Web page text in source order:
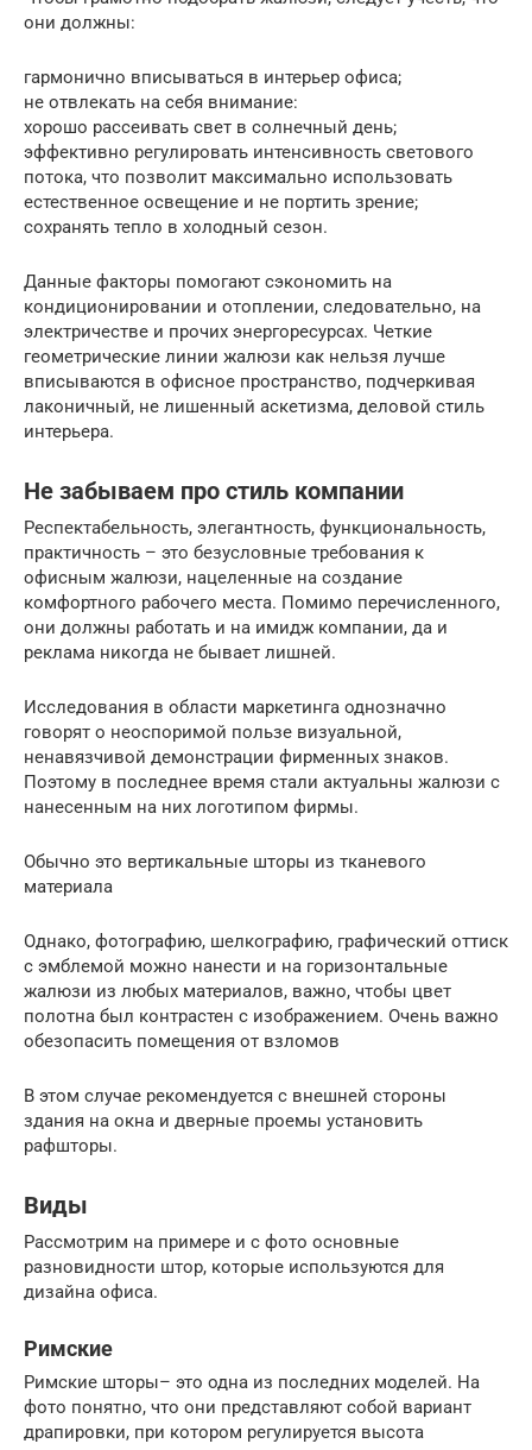
они должны:
гармонично вписываться в интерьер офиса;
не отвлекать на себя внимание:
хорошо рассеивать свет в солнечный день;
эффективно регулировать интенсивность светового
потока, что позволит максимально использовать
естественное освещение и не портить зрение;
сохранять тепло в холодный сезон.
Данные факторы помогают сэкономить на
кондиционировании и отоплении, следовательно, на
электричестве и прочих энергоресурсах. Четкие
геометрические линии жалюзи как нельзя лучше
вписываются в офисное пространство, подчеркивая
лаконичный, не лишенный аскетизма, деловой стиль
интерьера.
Не забываем про стиль компании
Респектабельность, элегантность, функциональность,
практичность – это безусловные требования к
офисным жалюзи, нацеленные на создание
комфортного рабочего места. Помимо перечисленного,
они должны работать и на имидж компании, да и
реклама никогда не бывает лишней.
Исследования в области маркетинга однозначно
говорят о неоспоримой пользе визуальной,
ненавязчивой демонстрации фирменных знаков.
Поэтому в последнее время стали актуальны жалюзи с
нанесенным на них логотипом фирмы.
Обычно это вертикальные шторы из тканевого
материала
Однако, фотографию, шелкографию, графический оттиск
с эмблемой можно нанести и на горизонтальные
жалюзи из любых материалов, важно, чтобы цвет
полотна был контрастен с изображением. Очень важно
обезопасить помещения от взломов
В этом случае рекомендуется с внешней стороны
здания на окна и дверные проемы установить
рафшторы.
Виды
Рассмотрим на примере и с фото основные
разновидности штор, которые используются для
дизайна офиса.
Римские
Римские шторы– это одна из последних моделей. На
фото понятно, что они представляют собой вариант
драпировки, при котором регулируется высота